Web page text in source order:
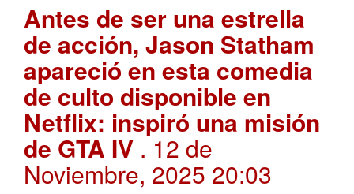
Antes de ser una estrella
de acción, Jason Statham
apareció en esta comedia
de culto disponible en
Netflix: inspiró una misión
de GTA IV . 12 de
Noviembre, 2025 20:03